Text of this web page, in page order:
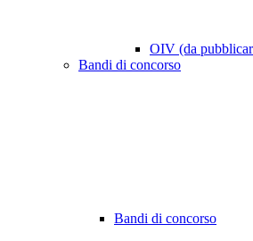
OIV (da
Bandi di concorso
Bandi di concorso